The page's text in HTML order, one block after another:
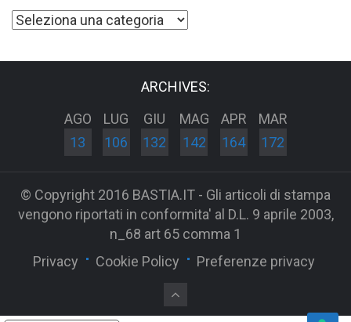
Categorie
ARCHIVES:
AGO
13
LUG
106
GIU
132
MAG
142
APR
164
MAR
172
© Copyright 2016 BASTIA.IT - Gli articoli di stampa
vengono riportati in conformita' al D.L. 9 aprile 2003,
n_68 art 65 comma 1
Privacy
Cookie Policy Preferenze privacy